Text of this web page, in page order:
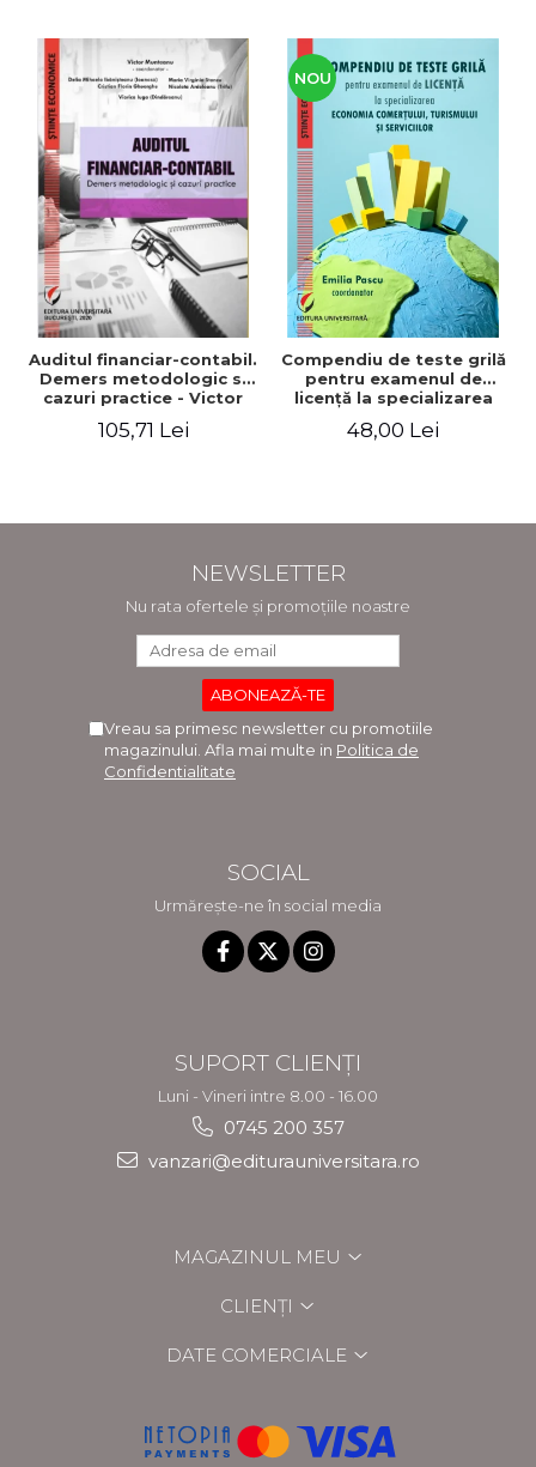
Auditul financiar-contabil.
Demers metodologic si
cazuri practice - Victor
Munteanu - Coordonator
105,71 Lei
NOU
Compendiu de teste grilă
pentru examenul de
licenţă la specializarea
"Economia comerţului,
turismului şi serviciilor"
48,00 Lei
NEWSLETTER
Nu rata ofertele și promoțiile noastre
Vreau sa primesc newsletter cu promotiile
magazinului. Afla mai multe in Politica de
Confidentialitate
SOCIAL
Urmărește-ne în social media
SUPORT CLIENȚI
Luni - Vineri intre 8.00 - 16.00
0745 200 357
vanzari@editurauniversitara.ro
MAGAZINUL MEU
CLIENȚI
DATE COMERCIALE